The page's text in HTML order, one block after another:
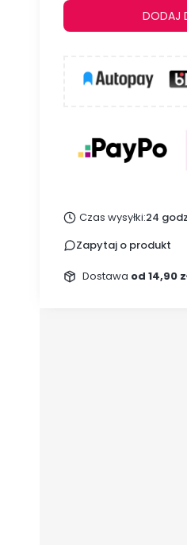
DODAJ
Czas wysyłki:24
Zapytaj o produkt
Dostawa od 14,90